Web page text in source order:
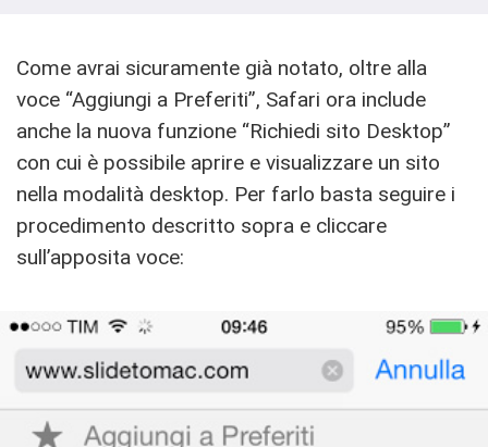
Come avrai sicuramente già notato, oltre alla
voce “Aggiungi a Preferiti”, Safari ora include
anche la nuova funzione “Richiedi sito Desktop”
con cui è possibile aprire e visualizzare un sito
nella modalità desktop. Per farlo basta seguire i
procedimento descritto sopra e cliccare
sull’apposita voce: